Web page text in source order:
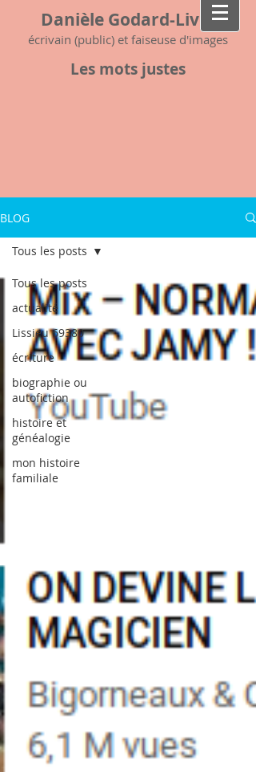
Danièle Godard-Livet
écrivain (public) et faiseuse d'images
Les mots justes
BLOG
Tous les posts
actualité
Lissieu 69380
écriture
biographie ou
autofiction
histoire et
généalogie
mon histoire
familiale
Tous les posts